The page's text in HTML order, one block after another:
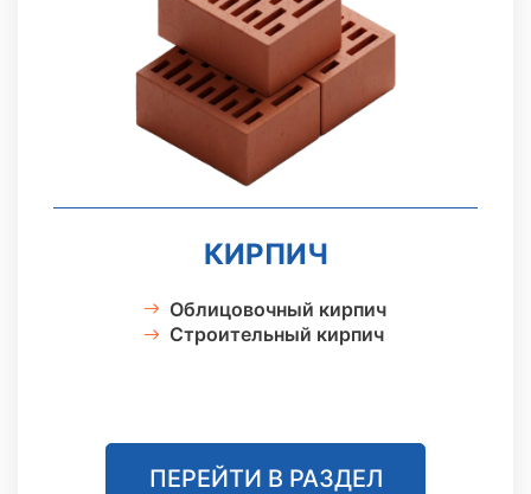
КИРПИЧ
Облицовочный кирпич
Строительный кирпич
ПЕРЕЙТИ В РАЗДЕЛ